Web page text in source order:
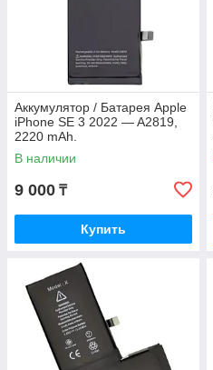
Аккумулятор / Батарея Apple
iPhone SE 3 2022 — A2819,
2220 mAh.
В наличии
9 000 ₸
Купить